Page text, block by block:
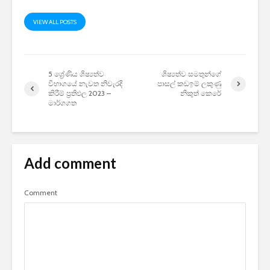
VIEW ALL POSTS
5 ශ්‍රේණිය ශිෂ්‍යත්ව
විභාගයේ නැවත නිවැරදි
කිරීම් ප්‍රතිඵල 2023 –
මාර්ගගත
ශිෂ්‍යත්ව සමතුන්ගේ
පාසල් කඩඉම් ලකුණු
නිකුත් කෙරේ
Add comment
Comment